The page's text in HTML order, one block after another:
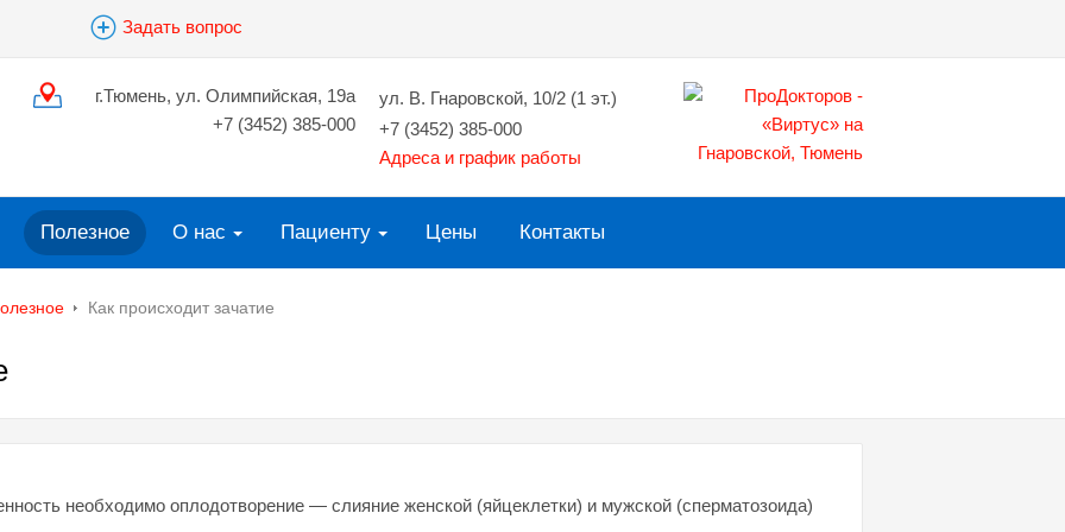
Задать вопрос
г.Тюмень, ул. Олимпийская, 19а
+7 (3452) 385-000
ул. В. Гнаровской, 10/2 (1 эт.)
+7 (3452) 385-000
Адреса и график работы
Полезное О нас Пациенту Цены Контакты
Как происходит зачатие
необходимо оплодотворение — слияние женской (яйцеклетки) и мужской (сперматозоида)